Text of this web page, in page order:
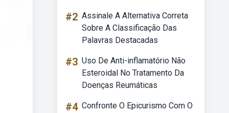
#2 Assinale A Alternativa Correta
Sobre A Classificação Das
Palavras Destacadas
#3 Uso De Anti-inflamatório Não
Esteroidal No Tratamento Da
Doenças Reumáticas
#4 Confronte O Epicurismo Com O